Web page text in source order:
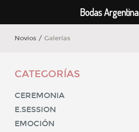
Novios / Galerías
CATEGORÍAS
CEREMONIA
E.SESSION
EMOCIÓN
Bodas Argentina